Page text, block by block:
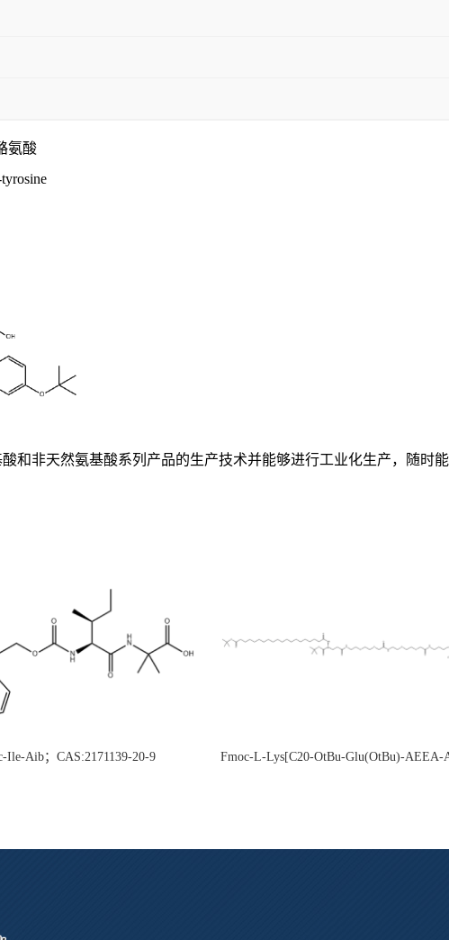
氨酸
和非天然氨基酸系列产品的生产技术并能够进行工业化生产，随时
Ile-Aib；CAS:2171139-20-9
Fmoc-L-Lys[C20-OtBu-Glu(OtBu)-AEEA-